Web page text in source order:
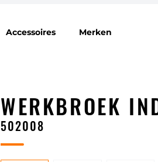
Accessoires Merken
WERKBROEK
502008